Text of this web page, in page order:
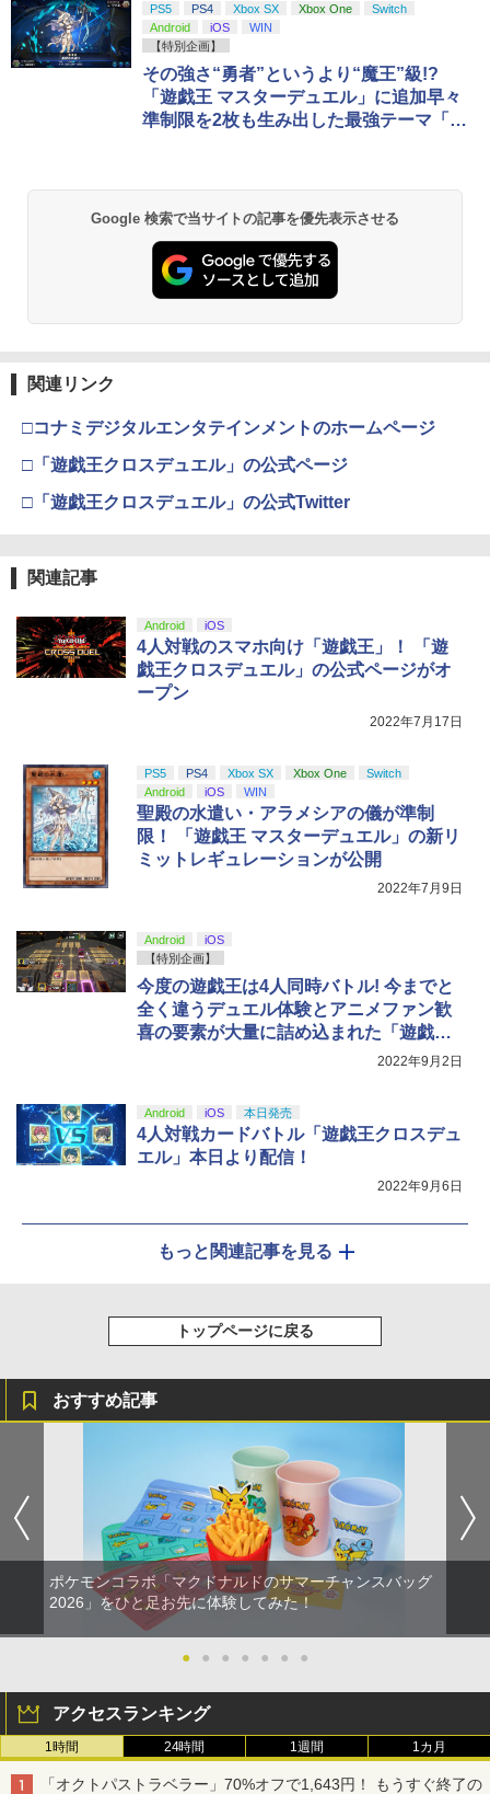
1
スプラトゥーン レイダース|オンライン
コード版
￥5,832
ニンテンドープリペイド番号 9000円|オ
ンラインコード版
￥5,000
1
PlayStation 5 デジタル・エディション
日本語専用 Console Language: Japan
ese only (CFI-2200B01)
￥55,000
￥7,286
3
【純正品】ディスクドライブ(CFI-ZDD1
4
【純正品】DualSense ワイヤレスコン
トローラー ミッドナイト ブラック(CFI-
ZCT2J01)
5
トローラー(CFI-ZCT2J)
￥10,737
1
【純正品】Xbox ワイヤレス コントロー
ラー + USB-C® ケーブル
￥8,300
￥7,681
【純正品】Xbox ワイヤレス コントロー
ラー (カーボンブラック)
4
【純正品】Xbox 充電式バッテリー + US
B-C ケーブル
5
s X|S 対応の高精度 H パターン シフター
￥14,141
1
劇場版「鬼滅の刃」無限城編 第一章 猗
窩座再来 通常版 [Blu-ray]
￥3,982
￥3,523
ボード付) [Blu-ray]
￥10,780
【Amazon.co.jp限定】劇場版モノノ怪
第三章 蛇神 (オリジナル特典:オリジナル
しイラストボード付) [DVD]
￥8,800
PS5 PS4 Xbox SX Xbox One
Switch
Android
iOS
WIN
【特別企画】
その強さ“勇者”というより“魔王”級!?
「遊戯王 マスターデュエル」に追加早々
準制限を2枚も生み出した最強テーマ「勇
Google 検索で当サイトの記事を優先表示させる
関連リンク
□コナミデジタルエンタテインメントのホームページ
□「遊戯王クロスデュエル」の公式ページ
□「遊戯王クロスデュエル」の公式Twitter
関連記事
Android iOS
4人対戦のスマホ向け「遊戯王」！ 「遊
戯王クロスデュエル」の公式ページがオ
ープン
2022年7月17日
PS5 PS4 Xbox SX Xbox One
Switch
Android
iOS WIN
聖殿の水遣い・アラメシアの儀が準制
限！ 「遊戯王 マスターデュエル」の新リ
ミットレギュレーションが公開
2022年7月9日
Android
iOS
【特別企画】
今度の遊戯王は4人同時バトル! 今までと
全く違うデュエル体験とアニメファン歓
喜の要素が大量に詰め込まれた「遊戯王
2022年9月2日
Android iOS 本日発売
4人対戦カードバトル「遊戯王クロスデュ
エル」本日より配信！
2022年9月6日
もっと関連記事を見る
トップページに戻る
おすすめ記事
ポケモンコラボ「マクドナルドのサマーチャンスバッグ
2026」をひと足お先に体験してみた！
● ● ● ● ● ● ●
アクセスランキング
1時間 24時間 1週間 1カ月
「オクトパストラベラー」70%オフで1,643円！ もうすぐ終了の